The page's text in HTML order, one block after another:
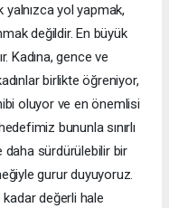
yol yapmak,
değildir. En büyük
Kadına, gence ve
birlikte öğreniyor,
oluyor ve en önemlisi
bununla sınırlı
daha sürdürülebilir bir
gurur duyuyoruz.
kadar değerli hale